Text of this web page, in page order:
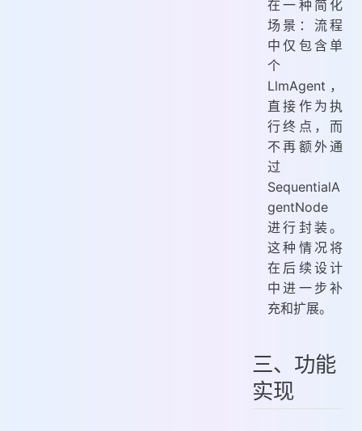
在一种简化
场景：流程
中仅包含单
个
LlmAgent，
直接作为执
行终点，而
不再额外通
过
SequentialA
gentNode
进行封装。
这种情况将
在后续设计
中进一步补
充和扩展。
三、功能
实现